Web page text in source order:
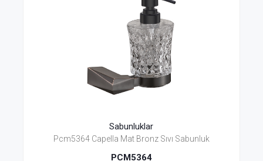
Sabunluklar
Pcm5364 Capella Mat Bronz Sıvı Sabunluk
PCM5364